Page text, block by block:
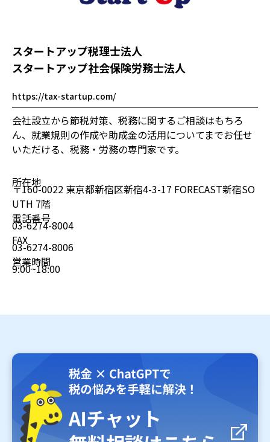
スタートアップ税理士法人
スタートアップ社会保険労務士法人
https://tax-startup.com/
会社設立から節税対策、税務に関するご相談はもちろ
ん、就業規則の作成や助成金の活用についてまでお任せ
いただける、税務・労務の専門家です。
所在地
〒160-0022 東京都新宿区新宿4-3-17 FORECAST新宿SO
UTH 7階
電話番号
03-6274-8004
FAX
03-6274-8006
営業時間
9:00~18:00